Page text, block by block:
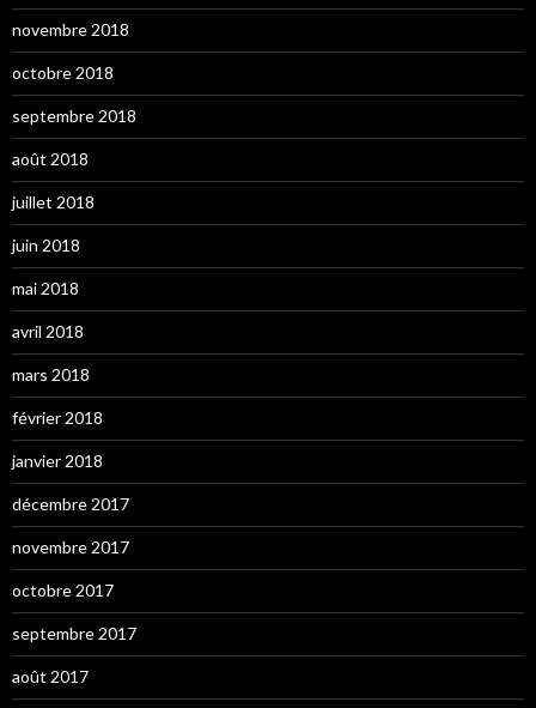
novembre 2018
octobre 2018
septembre 2018
août 2018
juillet 2018
juin 2018
mai 2018
avril 2018
mars 2018
février 2018
janvier 2018
décembre 2017
novembre 2017
octobre 2017
septembre 2017
août 2017